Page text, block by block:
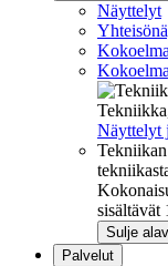
Näyttelyt
Näyttelyt
sisältävät
Sulje
Palvelut